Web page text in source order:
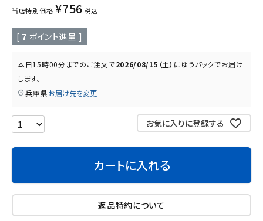
読み物
当店特別価格 ¥756 税込
[ 7 ポイント進呈 ]
本日15時00分までのご注文で2026/08/15（土） に ゆうパックでお届け
します。
兵庫県お届け先を変更
お気に入りに登録する
カートに入れる
返品特約について